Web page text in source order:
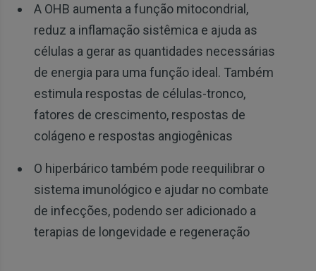
A OHB aumenta a função mitocondrial,
reduz a inflamação sistêmica e ajuda as
células a gerar as quantidades necessárias
de energia para uma função ideal. Também
estimula respostas de células-tronco,
fatores de crescimento, respostas de
colágeno e respostas angiogênicas
O hiperbárico também pode reequilibrar o
sistema imunológico e ajudar no combate
de infecções, podendo ser adicionado a
terapias de longevidade e regeneração